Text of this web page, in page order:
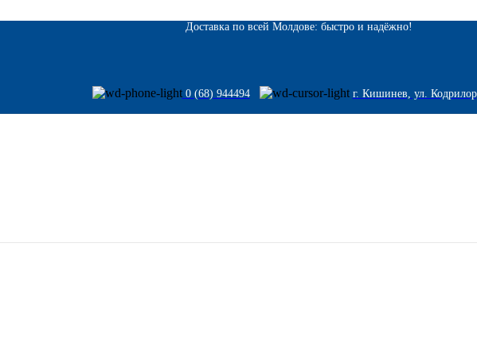
Доставка по всей Молдове: быстро и надёжно!
0 (68) 944494 г. Кишинев, ул.